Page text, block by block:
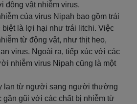
động vật nhiễm virus.
của virus Nipah bao gồm trái
biệt là lợi hại như trái litchi. Việc
từ động vật, như thịt heo,
virus. Ngoài ra, tiếp xúc với các
nhiễm virus Nipah cũng là một
lan từ người sang người thường
gần gũi với các chất bị nhiễm từ